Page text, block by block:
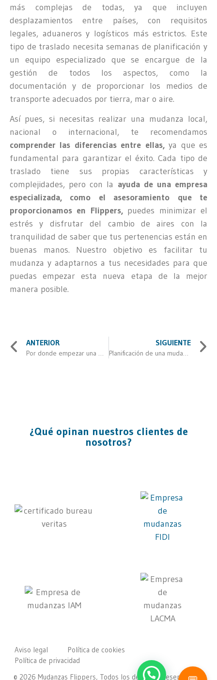
más complejas de todas, ya que incluyen
desplazamientos entre países, con requisitos
legales, aduaneros y logísticos más estrictos. Este
tipo de traslado necesita semanas de planificación y
un equipo especializado que se encargue de la
gestión de todos los aspectos, como la
documentación y de proporcionar los medios de
transporte adecuados por tierra, mar o aire.
Así pues, si necesitas realizar una mudanza local,
nacional o internacional, te recomendamos
comprender las diferencias entre ellas,ya que es
fundamental para garantizar el éxito. Cada tipo de
traslado tiene sus propias características y
complejidades, pero con la ayuda de una empresa
especializada, como el asesoramiento que te
proporcionamos en Flippers,puedes minimizar el
estrés y disfrutar del cambio de aires con la
tranquilidad de saber que tus pertenencias están en
buenas manos. Nuestro objetivo es facilitar tu
mudanza y adaptarnos a tus necesidades para que
puedas empezar esta nueva etapa de la mejor
manera posible.
ANTERIOR
Por donde empezar una mudanza
SIGUIENTE
Planificación de una mudanza de oficina en etapas: cómo evitar el caos
¿Qué opinan nuestros clientes de
nosotros?
Aviso legal
Política de cookies
Política de privacidad
© 2026 Mudanzas Flippers, Todos los derechos reservados.